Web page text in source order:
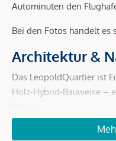
Autominuten den
Bei den Fotos handelt es
Architektur &
Das LeopoldQuartier ist
Holz-Hybrid-Bauweise –
Holz-Hybrid-